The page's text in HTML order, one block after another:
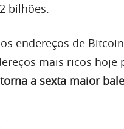
bilhões.
endereços de
mais ricos hoje
a sexta maior